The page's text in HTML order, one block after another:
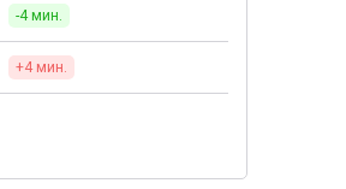
-4 мин.
+4 мин.